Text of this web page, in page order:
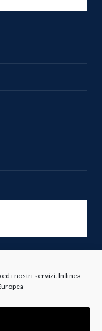
i nostri servizi. In linea